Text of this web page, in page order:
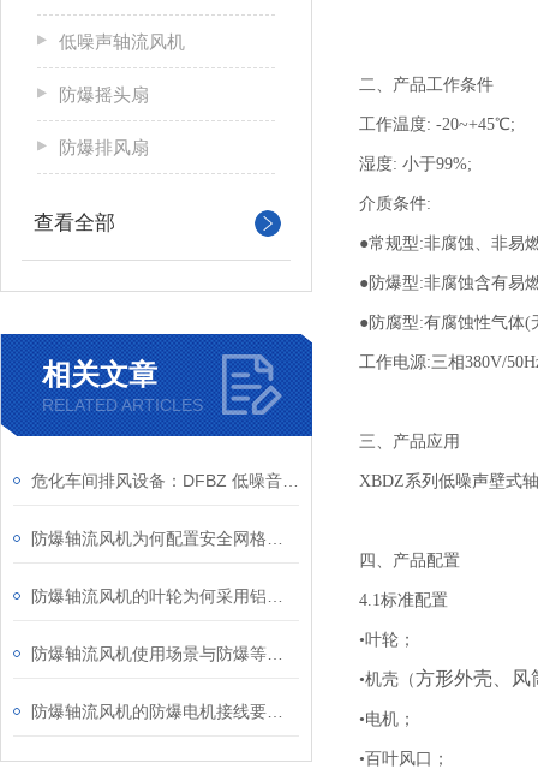
低噪声轴流风机
防爆摇头扇
防爆排风扇
查看全部
相关文章
RELATED ARTICLES
二、产品工作条件
工作温度: -20~+45℃;
湿度: 小于99%;
介质条件:
●常规型:非腐蚀、非易
●防爆型:非腐蚀含有易
●防腐型:有腐蚀性气体(
工作电源:三相380V/
三、产品应用
XBDZ系列低噪声壁式
四、产品配置
4.1标准配置
•叶轮；
•机壳（方形外壳、风
•电机；
•百叶风口；